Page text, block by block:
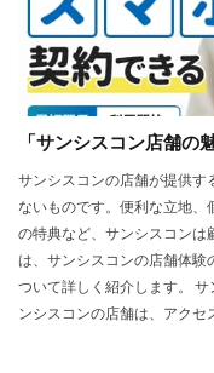
「サンシスコン店舗の
サンシスコンの店舗が提供す
ないものです。便利な立地
の特典など、サンシスコンは
は、サンシスコンの店舗体験
ついて詳しく紹介します。
ンシスコンの店舗は、アク